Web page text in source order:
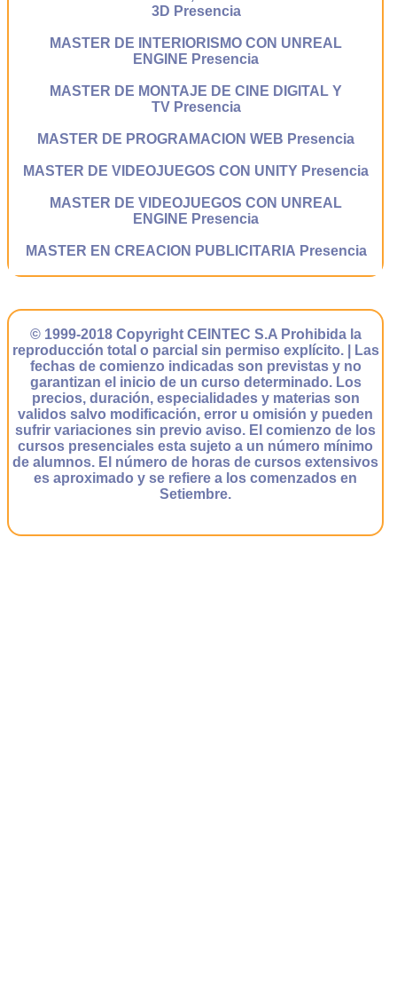
3D Presencia
MASTER DE INTERIORISMO CON UNREAL
ENGINE Presencia
MASTER DE MONTAJE DE CINE DIGITAL Y
TV Presencia
MASTER DE PROGRAMACION WEB Presencia
MASTER DE VIDEOJUEGOS CON UNITY Presencia
MASTER DE VIDEOJUEGOS CON UNREAL
ENGINE Presencia
MASTER EN CREACION PUBLICITARIA Presencia
© 1999-2018 Copyright CEINTEC S.A Prohibida la
reproducción total o parcial sin permiso explícito. | Las
fechas de comienzo indicadas son previstas y no
garantizan el inicio de un curso determinado. Los
precios, duración, especialidades y materias son
validos salvo modificación, error u omisión y pueden
sufrir variaciones sin previo aviso. El comienzo de los
cursos presenciales esta sujeto a un número mínimo
de alumnos. El número de horas de cursos extensivos
es aproximado y se refiere a los comenzados en
Setiembre.